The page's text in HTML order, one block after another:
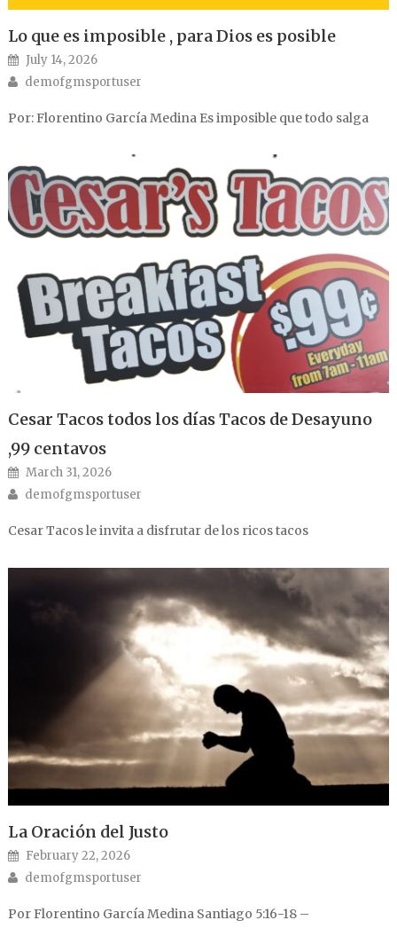
Lo que es imposible , para Dios es posible
Posted on
July 14, 2026
Author
demofgmsportuser
Por: Florentino García Medina Es imposible que todo salga
Cesar Tacos todos los días Tacos de Desayuno
,99 centavos
Posted on
March 31, 2026
Author
demofgmsportuser
Cesar Tacos le invita a disfrutar de los ricos tacos
La Oración del Justo
Posted on
February 22, 2026
Author
demofgmsportuser
Por Florentino García Medina Santiago 5:16-18 –